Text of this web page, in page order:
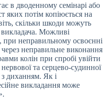
в дводенному семінарі або
яких потім копіюється на
скільки шкоди можуть
викладача. Можливі
неправильному освоєнні
неправильне виконання
колін при спробі увійти
та серцево-судинної
диханням. Як і
викладання може